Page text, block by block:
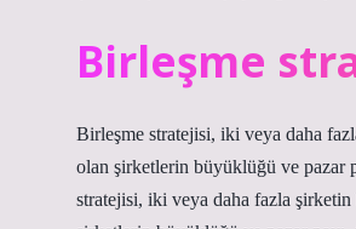
Birleşme
Birleşme stratejisi, iki veya daha
olan şirketlerin büyüklüğü ve pazar
stratejisi, iki veya daha fazla